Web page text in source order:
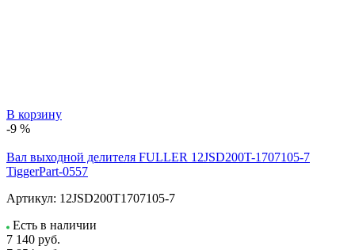
В корзину
-9 %
Вал выходной делителя FULLER 12JSD200T-1707105-7
TiggerPart-0557
Артикул: 12JSD200T1707105-7
Есть в наличии
7 140 руб.